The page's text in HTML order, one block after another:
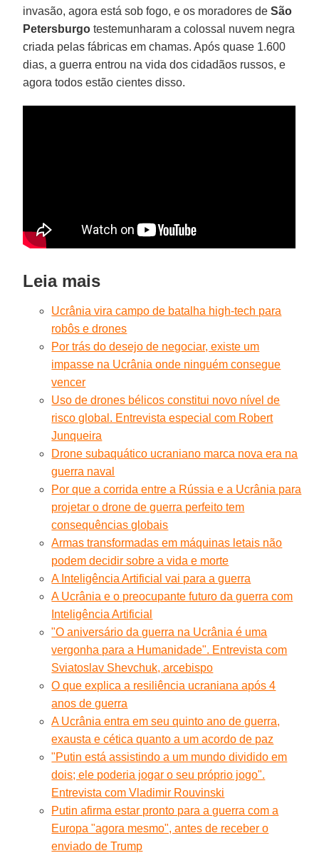
invasão, agora está sob fogo, e os moradores deSão
Petersburgo testemunharam a colossal nuvem negra
criada pelas fábricas em chamas. Após quase 1.600
dias, a guerra entrou na vida dos cidadãos russos, e
agora todos estão cientes disso.
Leia mais
Ucrânia vira campo de batalha high-tech para
robôs e drones
Por trás do desejo de negociar, existe um
impasse na Ucrânia onde ninguém consegue
vencer
Uso de drones bélicos constitui novo nível de
risco global. Entrevista especial com Robert
Junqueira
Drone subaquático ucraniano marca nova era na
guerra naval
Por que a corrida entre a Rússia e a Ucrânia para
projetar o drone de guerra perfeito tem
consequências globais
Armas transformadas em máquinas letais não
podem decidir sobre a vida e morte
A Inteligência Artificial vai para a guerra
A Ucrânia e o preocupante futuro da guerra com
Inteligência Artificial
"O aniversário da guerra na Ucrânia é uma
vergonha para a Humanidade". Entrevista com
Sviatoslav Shevchuk, arcebispo
O que explica a resiliência ucraniana após 4
anos de guerra
A Ucrânia entra em seu quinto ano de guerra,
exausta e cética quanto a um acordo de paz
"Putin está assistindo a um mundo dividido em
dois; ele poderia jogar o seu próprio jogo".
Entrevista com Vladimir Rouvinski
Putin afirma estar pronto para a guerra com a
Europa "agora mesmo", antes de receber o
enviado de Trump